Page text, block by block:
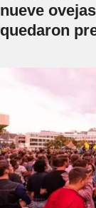
nueve
quedaron